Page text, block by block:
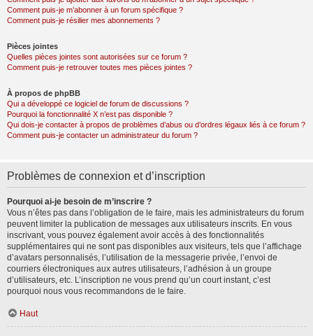
Comment puis-je m’abonner à un forum spécifique ?
Comment puis-je résilier mes abonnements ?
Pièces jointes
Quelles pièces jointes sont autorisées sur ce forum ?
Comment puis-je retrouver toutes mes pièces jointes ?
À propos de phpBB
Qui a développé ce logiciel de forum de discussions ?
Pourquoi la fonctionnalité X n’est pas disponible ?
Qui dois-je contacter à propos de problèmes d’abus ou d’ordres légaux liés à ce forum ?
Comment puis-je contacter un administrateur du forum ?
Problèmes de connexion et d’inscription
Pourquoi ai-je besoin de m’inscrire ?
Vous n’êtes pas dans l’obligation de le faire, mais les administrateurs du forum
peuvent limiter la publication de messages aux utilisateurs inscrits. En vous
inscrivant, vous pouvez également avoir accès à des fonctionnalités
supplémentaires qui ne sont pas disponibles aux visiteurs, tels que l’affichage
d’avatars personnalisés, l’utilisation de la messagerie privée, l’envoi de
courriers électroniques aux autres utilisateurs, l’adhésion à un groupe
d’utilisateurs, etc. L’inscription ne vous prend qu’un court instant, c’est
pourquoi nous vous recommandons de le faire.
Haut